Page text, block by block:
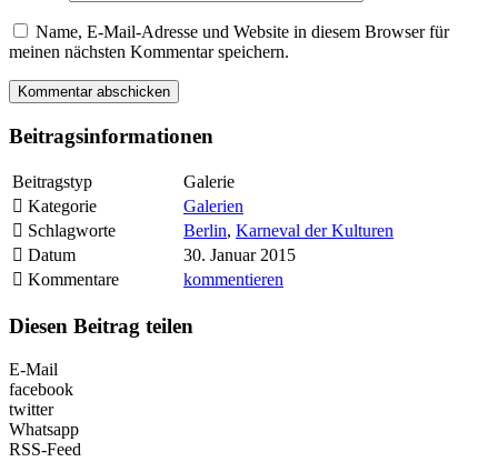
Name, E-Mail-Adresse und Website in diesem Browser für
meinen nächsten Kommentar speichern.
Beitragsinformationen
Beitragstyp
Galerie
Kategorie
Galerien
Schlagworte
Berlin, Karneval der Kulturen
Datum
30. Januar 2015
Kommentare
kommentieren
Diesen Beitrag teilen
E-Mail
facebook
twitter
Whatsapp
RSS-Feed